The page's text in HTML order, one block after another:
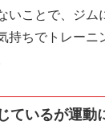
いことで、ジム
持ちでトレーニ
ているが運動